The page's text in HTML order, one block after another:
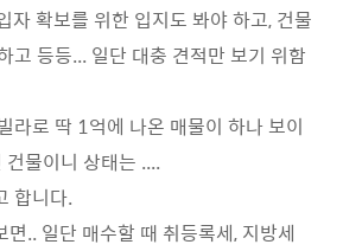
자 확보를 위한 입지도 봐야 하고, 건물
고 등등... 일단 대충 견적만 보기 위함
라로 딱 1억에 나온 매물이 하나 보이
물이니 상태는 ....
합니다.
.. 일단 매수할 때 취등록세, 지방세